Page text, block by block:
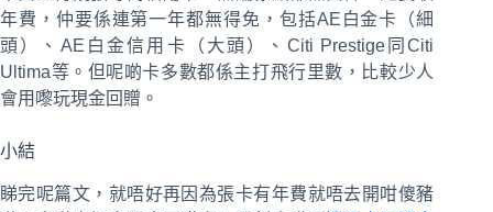
年費，仲要係連第一年都無得免，包括AE白金卡（細
頭）、AE白金信用卡（大頭）、Citi Prestige同Citi
Ultima等。但呢啲卡多數都係主打飛行里數，比較少人
會用嚟玩現金回贈。
小結
睇完呢篇文，就唔好再因為張卡有年費就唔去開咁傻豬